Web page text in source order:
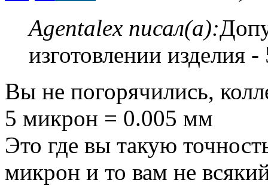
Agentalex писал(а):
изготовлении изделия
Вы не погорячились,
5 микрон = 0.005 мм
Это где вы такую
микрон и то вам не